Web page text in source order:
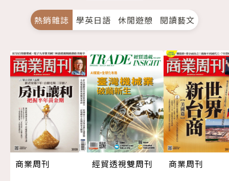
熱銷雜誌 學英日語 休閒遊憩 閱讀藝文
商業周刊
經貿透視雙周刊
商業周刊